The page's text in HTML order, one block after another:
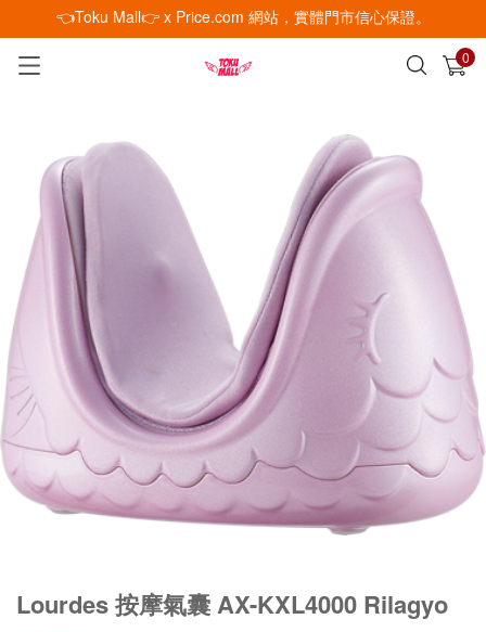
👈Toku Mall👉 x Price.com 網站，實體門市信心保證。
0
已加入購物車 查看
Lourdes 按摩氣囊 AX-KXL4000 Rilagyo